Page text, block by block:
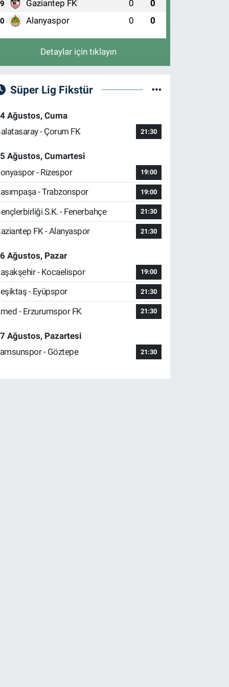
9 Gaziantep FK 0 0
Alanyaspor 0 0
Detaylar için tıklayın
Süper Lig Fikstür
Ağustos, Cuma
- Çorum FK
21:30
Ağustos, Cumartesi
- Rizespor
19:00
- Trabzonspor 19:00
S.K. - Fenerbahçe 21:30
FK - Alanyaspor 21:30
Ağustos, Pazar
- Kocaelispor
19:00
- Eyüpspor 21:30
- Erzurumspor FK 21:30
Ağustos, Pazartesi
- Göztepe
21:30